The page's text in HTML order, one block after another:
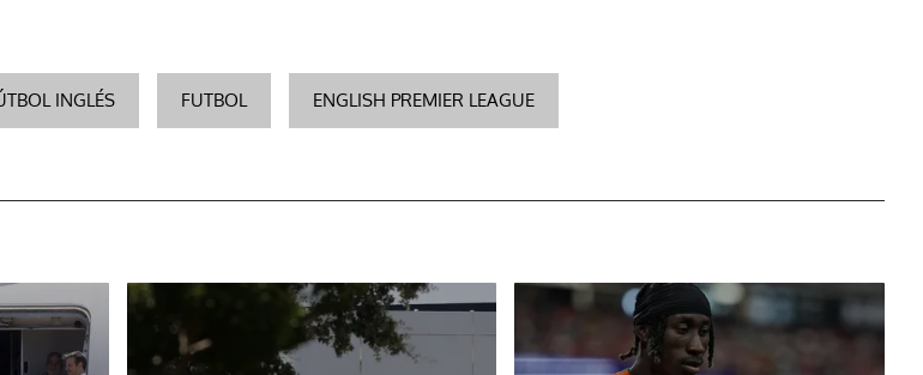
ACEPTAR
INGLÉS FUTBOL ENGLISH PREMIER LEAGUE